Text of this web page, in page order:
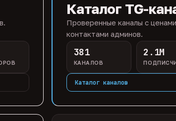
Каталог TG-
Проверенные каналы с
контактами админов.
381
КАНАЛОВ
2.1M
Каталог каналов